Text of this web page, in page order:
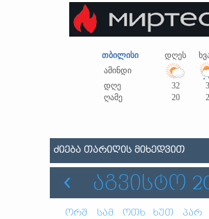
თბილისი დღეს
ამინდი
დღე
32
ღამე
20
ᲫᲘᲔᲑᲐ ᲗᲐᲠᲘᲦᲘᲡ ᲛᲘᲮᲔᲓᲕᲘᲗ
ᲐᲒᲕᲘᲡᲢᲝ
ორშ სამ ოთხ ხუთ პარ